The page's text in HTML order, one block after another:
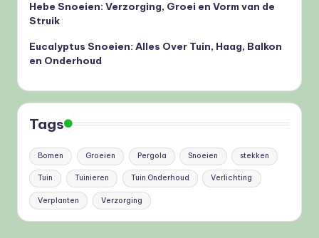
Hebe Snoeien: Verzorging, Groei en Vorm van de
Struik
Eucalyptus Snoeien: Alles Over Tuin, Haag, Balkon
en Onderhoud
Tags
Bomen Groeien Pergola Snoeien stekken
Tuin Tuinieren Tuin Onderhoud Verlichting
Verplanten Verzorging